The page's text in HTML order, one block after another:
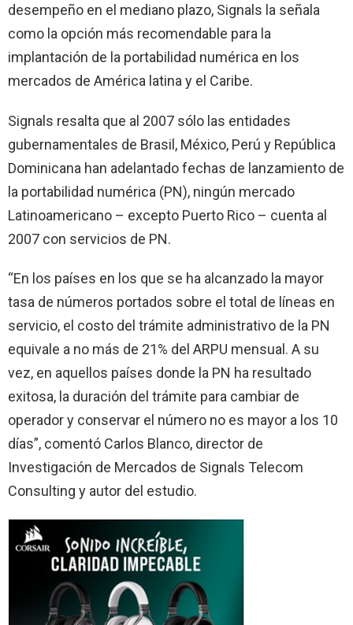
desempeño en el mediano plazo, Signals la señala
como la opción más recomendable para la
implantación de la portabilidad numérica en los
mercados de América latina y el Caribe.
Signals resalta que al 2007 sólo las entidades
gubernamentales de Brasil, México, Perú y República
Dominicana han adelantado fechas de lanzamiento de
la portabilidad numérica (PN), ningún mercado
Latinoamericano – excepto Puerto Rico – cuenta al
2007 con servicios de PN.
“En los países en los que se ha alcanzado la mayor
tasa de números portados sobre el total de líneas en
servicio, el costo del trámite administrativo de la PN
equivale a no más de 21% del ARPU mensual. A su
vez, en aquellos países donde la PN ha resultado
exitosa, la duración del trámite para cambiar de
operador y conservar el número no es mayor a los 10
días”, comentó Carlos Blanco, director de
Investigación de Mercados de Signals Telecom
Consulting y autor del estudio.